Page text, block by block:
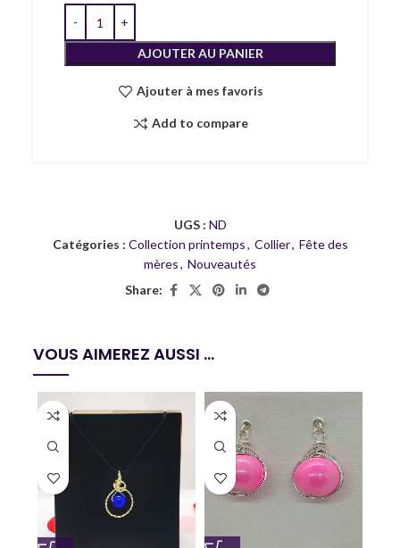
AJOUTER AU PANIER
Ajouter à mes favoris
Add to compare
UGS : ND
Catégories : Collection printemps, Collier, Fête des
mères, Nouveautés
Share:
VOUS AIMEREZ AUSSI ...